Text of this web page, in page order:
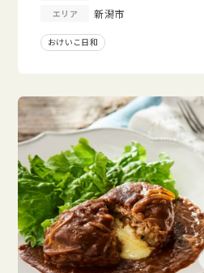
エリア 新潟市
おけいこ日和